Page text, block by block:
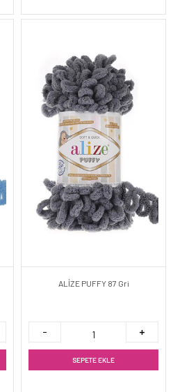
ALİZE PUFFY 87 Gri
SEPETE EKLE